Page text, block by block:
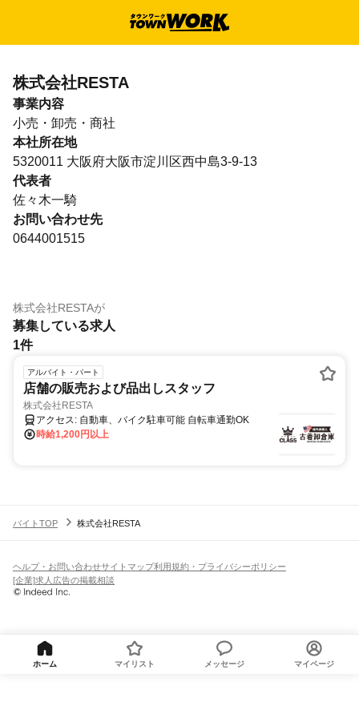
株式会社RESTA
事業内容
小売・卸売・商社
本社所在地
5320011 大阪府大阪市淀川区西中島3-9-13
代表者
佐々木一騎
お問い合わせ先
0644001515
株式会社RESTAが
募集している求人
1件
アルバイト・パート
店舗の販売および品出しスタッフ
株式会社RESTA
時給1,200円以上
アクセス: 自動車、バイク駐車可能 自転車通勤OK
バイトTOP 株式会社RESTA
ヘルプ・お問い合わせサイトマップ利用規約・プライバシーポリシー
[企業]求人広告の掲載相談
ホーム マイリスト メッセージ マイページ